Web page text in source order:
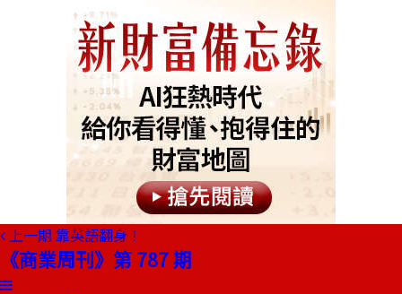
上一期 靠英語翻身！
《商業周刊》第 787 期